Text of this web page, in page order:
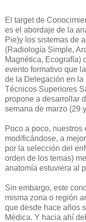
El target de
es el abordaje de la
Pie)y los sistemas de
(Radiología Simple,
Magnética, Ecografía)
evento formativo que
de la Delegación en
Técnicos Superiores
propone a desarrollar
semana de marzo (29
Poco a poco, nuestros
modificándose, a
por la selección del
orden de los temas)
anatomía estuviera al
Sin embargo, este
misma zona o región
que desde hace años
Médica. Y hacia ahí